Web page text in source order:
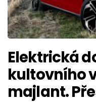
Elektrická
kultovního
majlant.